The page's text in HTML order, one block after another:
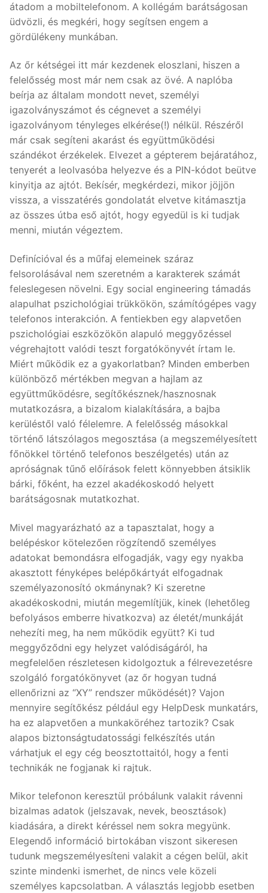
átadom a mobiltelefonom. A kollégám barátságosan
üdvözli, és megkéri, hogy segítsen engem a
gördülékeny munkában.
Az őr kétségei itt már kezdenek eloszlani, hiszen a
felelősség most már nem csak az övé. A naplóba
beírja az általam mondott nevet, személyi
igazolványszámot és cégnevet a személyi
igazolványom tényleges elkérése(!) nélkül. Részéről
már csak segíteni akarást és együttműködési
szándékot érzékelek. Elvezet a gépterem bejáratához,
tenyerét a leolvasóba helyezve és a PIN-kódot beütve
kinyitja az ajtót. Bekísér, megkérdezi, mikor jöjjön
vissza, a visszatérés gondolatát elvetve kitámasztja
az összes útba eső ajtót, hogy egyedül is ki tudjak
menni, miután végeztem.
Definícióval és a műfaj elemeinek száraz
felsorolásával nem szeretném a karakterek számát
feleslegesen növelni. Egy social engineering támadás
alapulhat pszichológiai trükkökön, számítógépes vagy
telefonos interakción. A fentiekben egy alapvetően
pszichológiai eszközökön alapuló meggyőzéssel
végrehajtott valódi teszt forgatókönyvét írtam le.
Miért működik ez a gyakorlatban? Minden emberben
különböző mértékben megvan a hajlam az
együttműködésre, segítőkésznek/hasznosnak
mutatkozásra, a bizalom kialakítására, a bajba
kerüléstől való félelemre. A felelősség másokkal
történő látszólagos megosztása (a megszemélyesített
főnökkel történő telefonos beszélgetés) után az
apróságnak tűnő előírások felett könnyebben átsiklik
bárki, főként, ha ezzel akadékoskodó helyett
barátságosnak mutatkozhat.
Mivel magyarázható az a tapasztalat, hogy a
belépéskor kötelezően rögzítendő személyes
adatokat bemondásra elfogadják, vagy egy nyakba
akasztott fényképes belépőkártyát elfogadnak
személyazonosító okmánynak? Ki szeretne
akadékoskodni, miután megemlítjük, kinek (lehetőleg
befolyásos emberre hivatkozva) az életét/munkáját
nehezíti meg, ha nem működik együtt? Ki tud
meggyőződni egy helyzet valódiságáról, ha
megfelelően részletesen kidolgoztuk a félrevezetésre
szolgáló forgatókönyvet (az őr hogyan tudná
ellenőrizni az “XY” rendszer működését)? Vajon
mennyire segítőkész például egy HelpDesk munkatárs,
ha ez alapvetően a munkaköréhez tartozik? Csak
alapos biztonságtudatossági felkészítés után
várhatjuk el egy cég beosztottaitól, hogy a fenti
technikák ne fogjanak ki rajtuk.
Mikor telefonon keresztül próbálunk valakit rávenni
bizalmas adatok (jelszavak, nevek, beosztások)
kiadására, a direkt kéréssel nem sokra megyünk.
Elegendő információ birtokában viszont sikeresen
tudunk megszemélyesíteni valakit a cégen belül, akit
szinte mindenki ismerhet, de nincs vele közeli
személyes kapcsolatban. A választás legjobb esetben